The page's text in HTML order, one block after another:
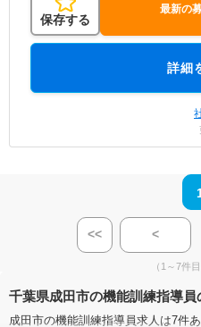
保存する
最新の
詳細
<< <
（1～7件
千葉県成田市の機能訓練指導員
成田市の機能訓練指導員求人は7件